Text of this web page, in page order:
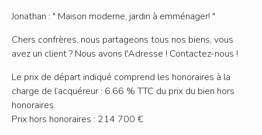
Jonathan : " Maison moderne, jardin à emménager! "
Chers confrères, nous partageons tous nos biens, vous
avez un client ? Nous avons l'Adresse ! Contactez-nous !
Le prix de départ indiqué comprend les honoraires à la
charge de l’acquéreur : 6.66 % TTC du prix du bien hors
honoraires.
Prix hors honoraires : 214 700 €